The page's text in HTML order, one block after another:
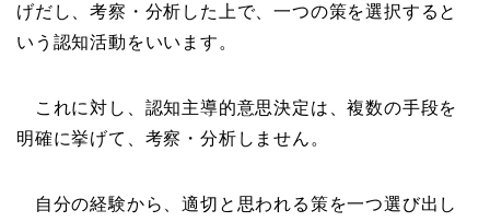
げだし、考察・分析した上で、一つの策を選択すると
いう認知活動をいいます。
これに対し、認知主導的意思決定は、複数の手段を
明確に挙げて、考察・分析しません。
自分の経験から、適切と思われる策を一つ選び出し